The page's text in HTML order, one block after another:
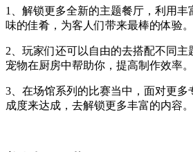
1、解锁更多全新的主题餐厅，利用丰
味的佳肴，为客人们带来最棒的体验。
2、玩家们还可以自由的去搭配不同主
宠物在厨房中帮助你，提高制作效率。
3、在场馆系列的比赛当中，面对更多
成度来达成，去解锁更多丰富的内容。